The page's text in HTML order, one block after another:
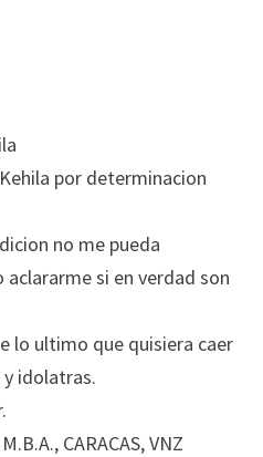
por determinacion
no me pueda
si en verdad son
lo ultimo que quisiera caer
idolatras.
CARACAS, VNZ